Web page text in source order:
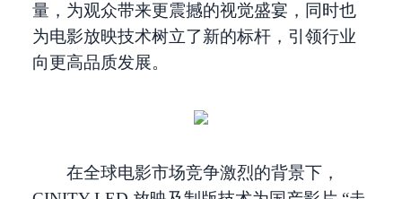
量，为观众带来更震撼的视觉盛宴，同时也
为电影放映技术树立了新的标杆，引领行业
向更高品质发展。
在全球电影市场竞争激烈的背景下，